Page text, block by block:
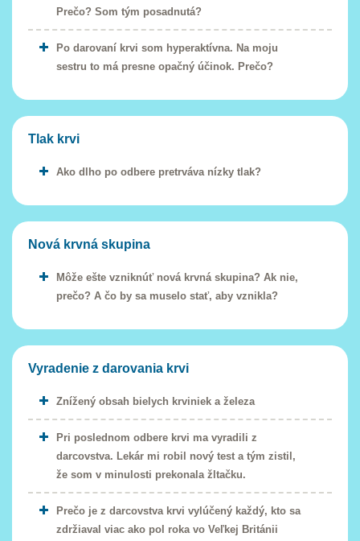
Prečo? Som tým posadnutá?
Po darovaní krvi som hyperaktívna. Na moju
sestru to má presne opačný účinok. Prečo?
Tlak krvi
Ako dlho po odbere pretrváva nízky tlak?
Nová krvná skupina
Môže ešte vzniknúť nová krvná skupina? Ak nie,
prečo? A čo by sa muselo stať, aby vznikla?
Vyradenie z darovania krvi
Znížený obsah bielych krviniek a železa
Pri poslednom odbere krvi ma vyradili z
darcovstva. Lekár mi robil nový test a tým zistil,
že som v minulosti prekonala žltačku.
Prečo je z darcovstva krvi vylúčený každý, kto sa
zdržiaval viac ako pol roka vo Veľkej Británii